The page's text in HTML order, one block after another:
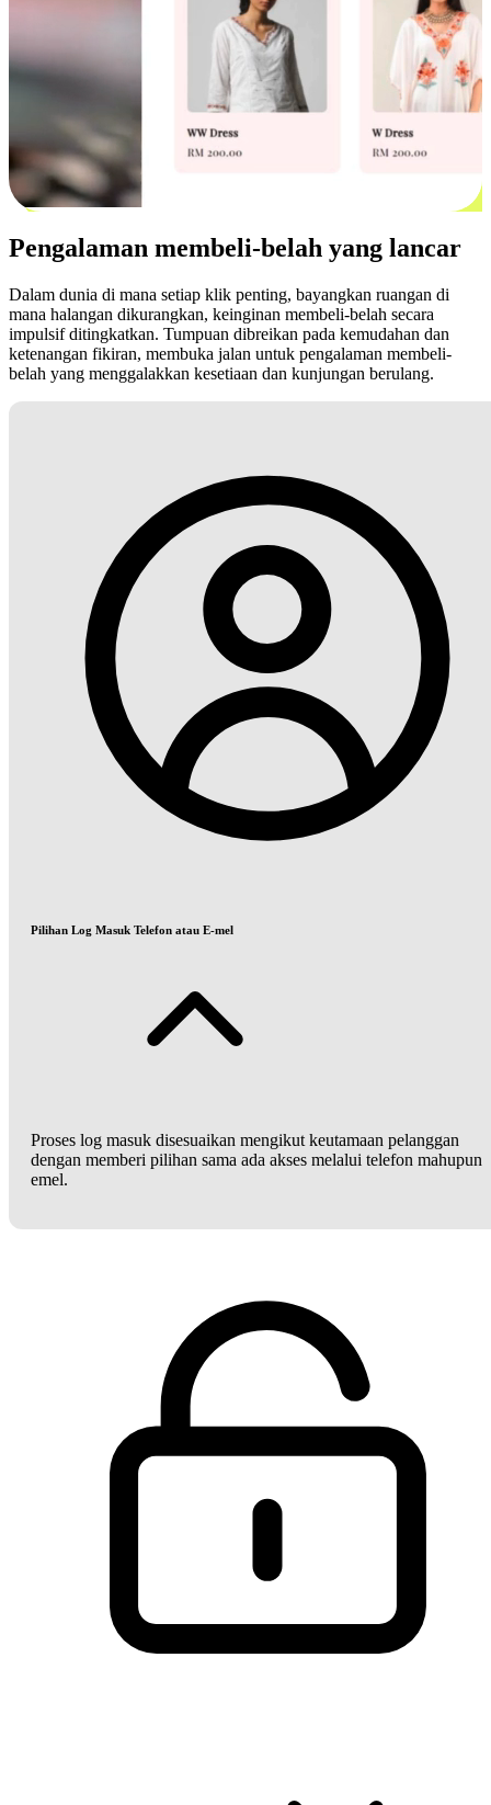
Pengalaman membeli-belah yang lancar
Dalam dunia di mana setiap klik penting, bayangkan ruangan di
mana halangan dikurangkan, keinginan membeli-belah secara
impulsif ditingkatkan. Tumpuan dibreikan pada kemudahan dan
ketenangan fikiran, membuka jalan untuk pengalaman membeli-
belah yang menggalakkan kesetiaan dan kunjungan berulang.
Pilihan Log Masuk Telefon atau E-mel
Proses log masuk disesuaikan mengikut keutamaan pelanggan
dengan memberi pilihan sama ada akses melalui telefon mahupun
emel.